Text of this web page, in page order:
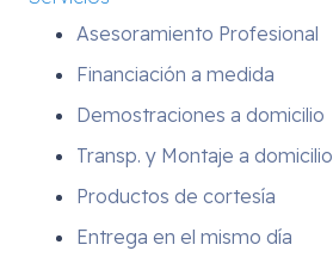
Asesoramiento Profesional
Financiación a medida
Demostraciones a domicilio
Transp. y Montaje a domicilio
Productos de cortesía
Entrega en el mismo día